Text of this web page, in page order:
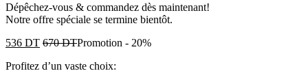
Dépêchez-vous & commandez dès maintenant!
Notre offre spéciale se termine bientôt.
536 DT 670DTPromotion - 20%
Profitez d’un vaste choix: